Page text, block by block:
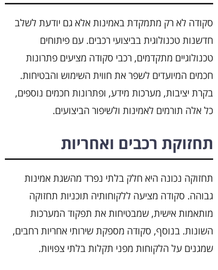
סקודה לא רק מתמקדת באמינות אלא גם יודעת לשלב
חדשנות טכנולוגית בביצועי רכבים. עם פיתוחים
טכנולוגיים מתקדמים, רכבי סקודה מציעים פתרונות
חכמים המיועדים לשפר את חווית השימוש והבטיחות.
בקרת יציבות, מערכות מידע, ופתרונות חכמים נוספים,
כל אלה תורמים לאמינות ולשיפור הביצועים.
תחזוקת רכבים ואחריות
תחזוקה נכונה היא חלק בלתי נפרד מהשגת אמינות
גבוהה. סקודה מציעה ללקוחותיה תוכניות תחזוקה
מותאמות אישית, שמבטיחות את תפקוד המערכות
השונות. בנוסף, סקודה מספקת שירותי אחריות רחבים,
שמגנים על הלקוחות מפני תקלות בלתי צפויות.